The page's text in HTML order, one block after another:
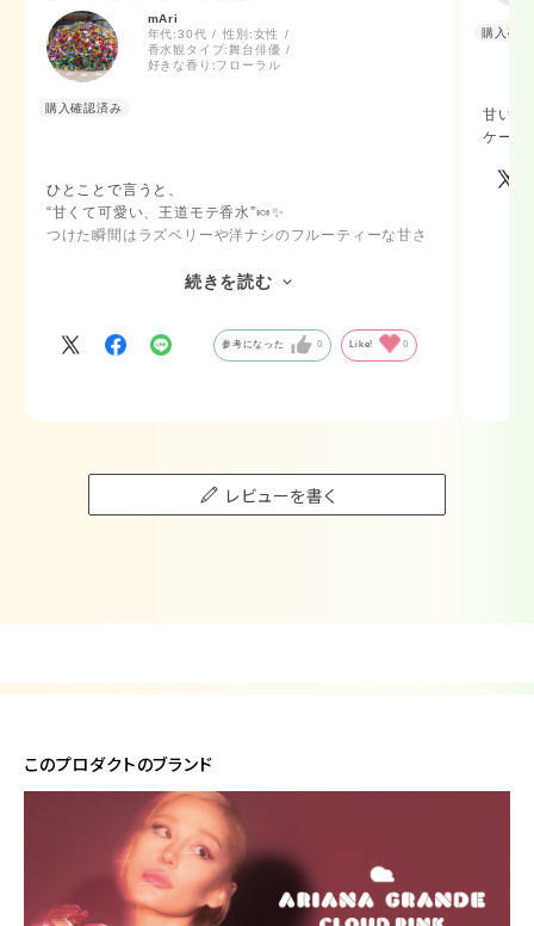
mAri
年代:30代 性別:女性
香水観タイプ:舞台俳優
好きな香り:フローラル
ひとことで言うと、
“甘くて可愛い、王道モテ香水”🍬✨
つけた瞬間はラズベリーや洋ナシのフルーティーな甘さ
時間が経つにつれて、バニラやマシュマロのやわらかい
たり。
続きを読む
参考になった 0 Like! 0
甘い香
ケース
レビューを書く
このプロダクトのブランド